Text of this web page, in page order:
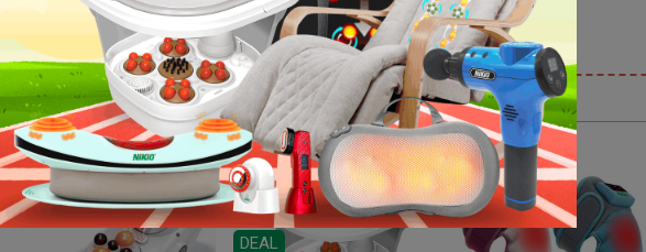
massage khu vực nào? Vai gáy, lưng, eo, chân, tay hay toàn thân?
massage nhẹ nhàng thư giãn hay mạnh mẽ để giảm đau cơ sâu?
Phẩm Deal:
DEAL